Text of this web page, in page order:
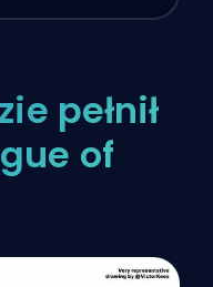
pełnił
of